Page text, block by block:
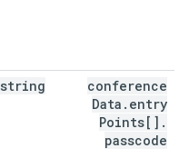
conference
Data . entry
Points[] .
passcode
string